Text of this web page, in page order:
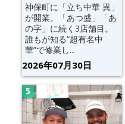
神保町に「立ち中華 異」
が開業。「あつ盛」「あ
の字」に続く3店舗目。
誰もが知る“超有名中
華”で修業し...
2026年07月30日